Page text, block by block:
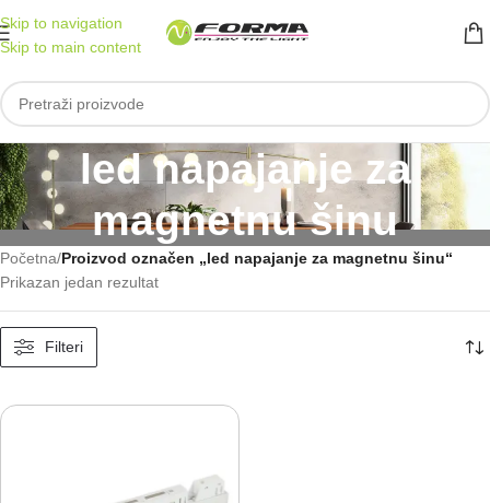
Skip to navigation
Skip to main content
led napajanje za
magnetnu šinu
Početna/Proizvod označen „led napajanje za magnetnu šinu“
Prikazan jedan rezultat
Filteri